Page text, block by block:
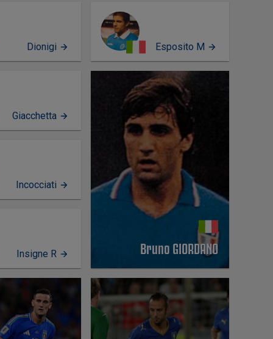
Dionigi Esposito M
Giacchetta
Bruno GIORDANO
PERFIL
Incocciati
Insigne R PERFIL